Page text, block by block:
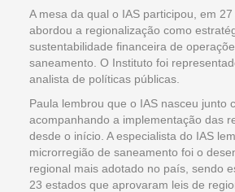
A mesa da qual o IAS participou, em 27
abordou a regionalização como
sustentabilidade financeira de
saneamento. O Instituto foi
analista de políticas públicas.
Paula lembrou que o IAS nasceu junto
acompanhando a implementação das
desde o início. A especialista do IAS
microrregião de saneamento foi o
regional mais adotado no país, sendo
23 estados que aprovaram leis de